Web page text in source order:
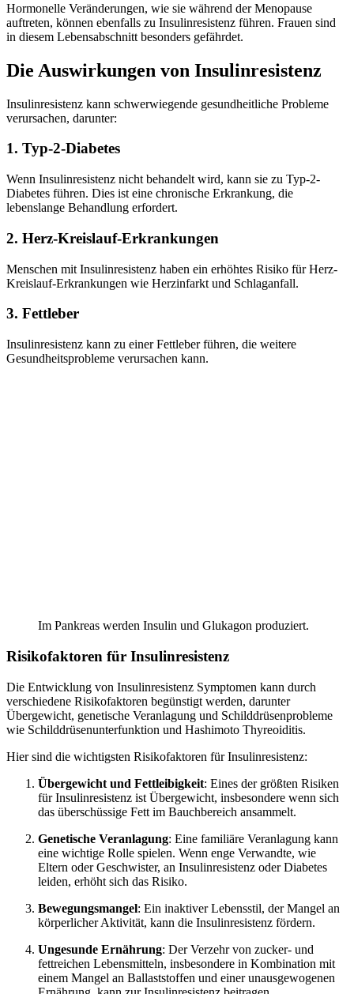
Hormonelle Veränderungen, wie sie während der Menopause
auftreten, können ebenfalls zu Insulinresistenz führen. Frauen sind
in diesem Lebensabschnitt besonders gefährdet.
Die Auswirkungen von Insulinresistenz
Insulinresistenz kann schwerwiegende gesundheitliche Probleme
verursachen, darunter:
1. Typ-2-Diabetes
Wenn Insulinresistenz nicht behandelt wird, kann sie zu Typ-2-
Diabetes führen. Dies ist eine chronische Erkrankung, die
lebenslange Behandlung erfordert.
2. Herz-Kreislauf-Erkrankungen
Menschen mit Insulinresistenz haben ein erhöhtes Risiko für Herz-
Kreislauf-Erkrankungen wie Herzinfarkt und Schlaganfall.
3. Fettleber
Insulinresistenz kann zu einer Fettleber führen, die weitere
Gesundheitsprobleme verursachen kann.
Im Pankreas werden Insulin und Glukagon produziert.
Risikofaktoren für Insulinresistenz
Die Entwicklung von Insulinresistenz Symptomen kann durch
verschiedene Risikofaktoren begünstigt werden, darunter
Übergewicht, genetische Veranlagung und Schilddrüsenprobleme
wie Schilddrüsenunterfunktion und Hashimoto Thyreoiditis.
Hier sind die wichtigsten Risikofaktoren für Insulinresistenz:
Übergewicht und Fettleibigkeit: Eines der größten Risiken
für Insulinresistenz ist Übergewicht, insbesondere wenn sich
das überschüssige Fett im Bauchbereich ansammelt.
Genetische Veranlagung: Eine familiäre Veranlagung kann
eine wichtige Rolle spielen. Wenn enge Verwandte, wie
Eltern oder Geschwister, an Insulinresistenz oder Diabetes
leiden, erhöht sich das Risiko.
Bewegungsmangel: Ein inaktiver Lebensstil, der Mangel an
körperlicher Aktivität, kann die Insulinresistenz fördern.
Ungesunde Ernährung: Der Verzehr von zucker- und
fettreichen Lebensmitteln, insbesondere in Kombination mit
einem Mangel an Ballaststoffen und einer unausgewogenen